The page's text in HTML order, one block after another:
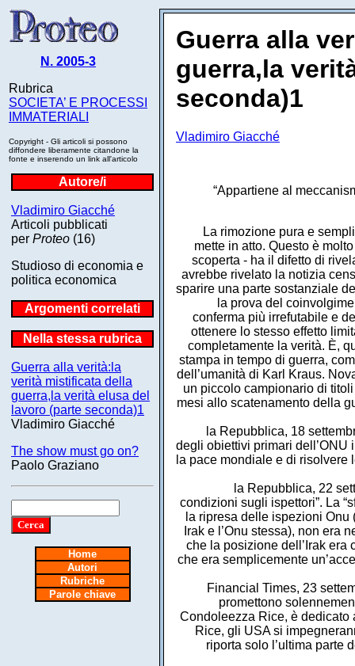
N. 2005-3
Rubrica
SOCIETA’ E PROCESSI
IMMATERIALI
Copyright - Gli articoli si possono
diffondere liberamente citandone la
fonte e inserendo un link all'articolo
Autore/i
Vladimiro Giacché
Articoli pubblicati
per Proteo (16)
Studioso di economia e
politica economica
Argomenti correlati
Nella stessa rubrica
Guerra alla verità:la
verità mistificata della
guerra,la verità elusa del
lavoro (parte seconda)1
Vladimiro Giacché
The show must go on?
Paolo Graziano
Home
Autori
Rubriche
Parole chiave
Guerra alla
guerra,la
seconda)1
Vladimiro Giacché
“Appartiene al
La rimozione pura e
mette in atto. Questo è
scoperta - ha il difetto di
avrebbe rivelato la notizia
sparire una parte sostanziale
la prova del
conferma più irrefutabile e
ottenere lo stesso effetto
completamente la verità. È,
stampa in tempo di guerra,
dell’umanità di Karl Kraus.
un piccolo campionario di
mesi allo scatenamento della
la Repubblica, 18
degli obiettivi primari
la pace mondiale e di
la Repubblica, 22
condizioni sugli ispettori”. La
la ripresa delle ispezioni
Irak e l’Onu stessa), non era
che la posizione dell’Irak
che era semplicemente
Financial Times, 23
promettono
Condoleezza Rice, è dedicato
Rice, gli USA si
riporta solo l’ultima parte